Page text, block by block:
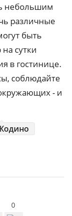
небольшим
различные
быть
сутки
в гостинице.
соблюдайте
- и
0